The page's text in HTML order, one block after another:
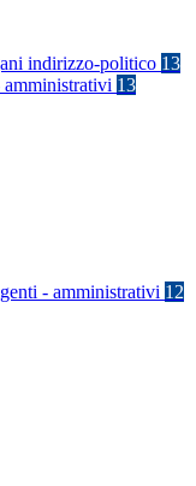
indirizzo-politico 13
13
- amministrativi 12